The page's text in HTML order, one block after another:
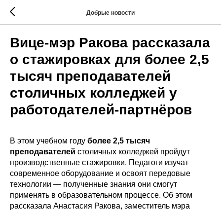
Добрые новости
Вице-мэр Ракова рассказала
о стажировках для более 2,5
тысяч преподавателей
столичных колледжей у
работодателей-партнёров
В этом учебном году более 2,5 тысяч
преподавателей столичных колледжей пройдут
производственные стажировки. Педагоги изучат
современное оборудование и освоят передовые
технологии — полученные знания они смогут
применять в образовательном процессе. Об этом
рассказала Анастасия Ракова, заместитель мэра